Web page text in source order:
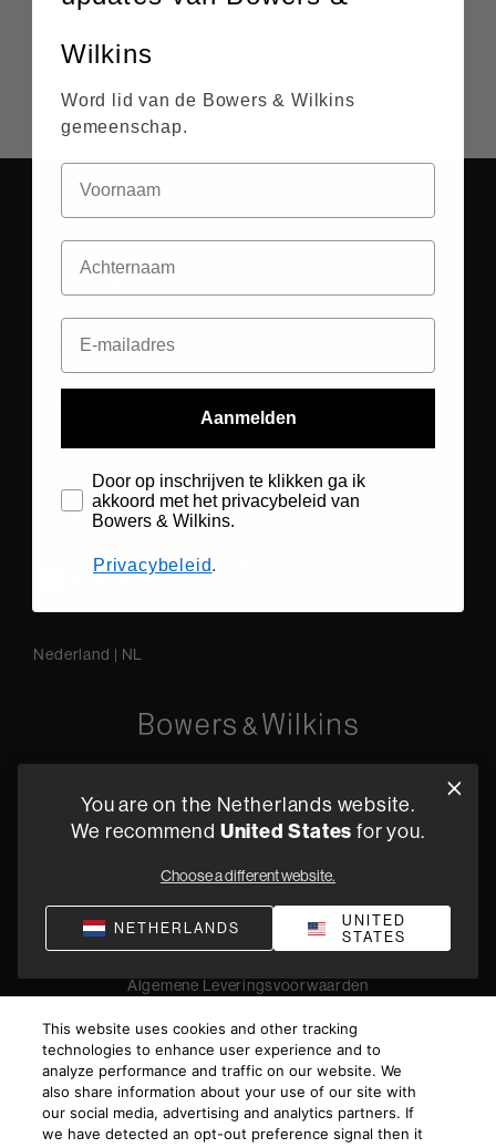
Product Support
Door uw e-mailadres in te voeren, gaat u akkoord met het
privacybeleidvan HARMAN en geeft u toestemming voor het
Nederland | NL
+31 4079 87614
Privacyverklaring Verkoopvoorwaarden
Compliance
Algemene Leveringsvoorwaarden
© 2026 Harman International Industries, Incorporated. All
rights reserved.
You are on the Netherlands website.
We recommend United States for you.
Choose a different website.
NETHERLANDS
UNITED
STATES
This website uses cookies and other tracking
technologies to enhance user experience and to
analyze performance and traffic on our website. We
also share information about your use of our site with
our social media, advertising and analytics partners. If
we have detected an opt-out preference signal then it
Wilkins
Word lid van de Bowers & Wilkins
gemeenschap.
Aanmelden
Door op inschrijven te klikken ga ik
akkoord met het privacybeleid van
Bowers & Wilkins.
Privacybeleid.